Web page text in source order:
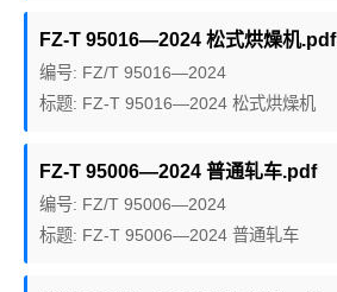
FZ-T 95016—2024 松式烘燥机.pdf
编号: FZ/T 95016—2024
标题: FZ-T 95016—2024 松式烘燥机
FZ-T 95006—2024 普通轧车.pdf
编号: FZ/T 95006—2024
标题: FZ-T 95006—2024 普通轧车